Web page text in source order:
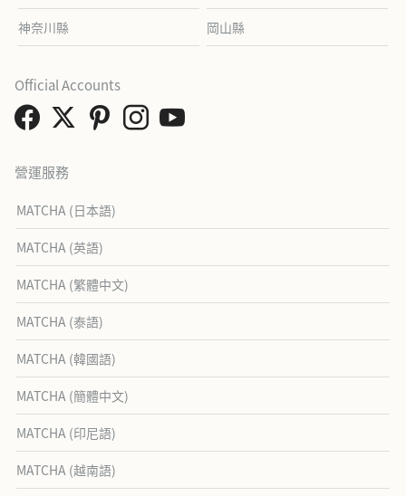
神奈川縣 岡山縣
營運服務
MATCHA (日本語)
MATCHA (英語)
MATCHA (繁體中文)
MATCHA (泰語)
MATCHA (韓國語)
MATCHA (簡體中文)
MATCHA (印尼語)
MATCHA (越南語)
Official Accounts